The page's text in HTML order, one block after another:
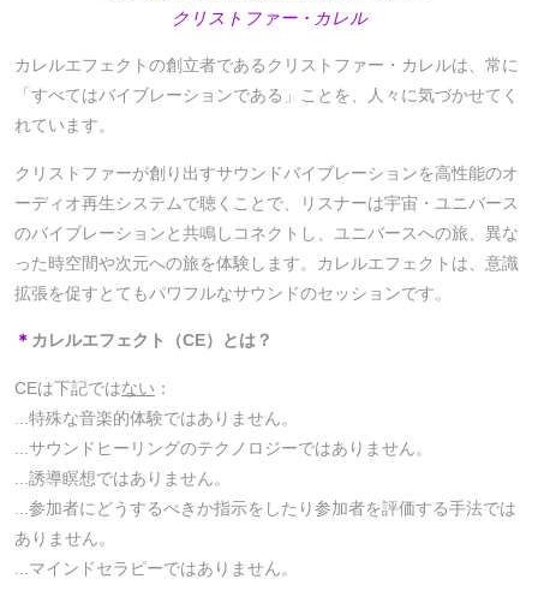
クリストファー・カレル
カレルエフェクトの創立者であるクリストファー・カレルは、常に
「すべてはバイブレーションである」ことを、人々に気づかせてく
れています。
クリストファーが創り出すサウンドバイブレーションを高性能のオ
ーディオ再生システムで聴くことで、リスナーは宇宙・ユニバース
のバイブレーションと共鳴しコネクトし、ユニバースへの旅、異な
った時空間や次元への旅を体験します。カレルエフェクトは、意識
拡張を促すとてもパワフルなサウンドのセッションです。
＊ カレルエフェクト（CE）とは？
CEは下記ではない ：
...特殊な音楽的体験ではありません。
...サウンドヒーリングのテクノロジーではありません。
...誘導瞑想ではありません。
...参加者にどうするべきか指示をしたり参加者を評価する手法では
ありません。
...マインドセラピーではありません。